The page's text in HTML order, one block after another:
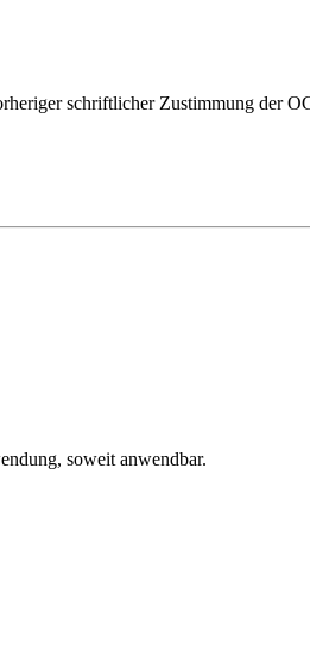
schriftlicher Zustimmung der
soweit anwendbar.